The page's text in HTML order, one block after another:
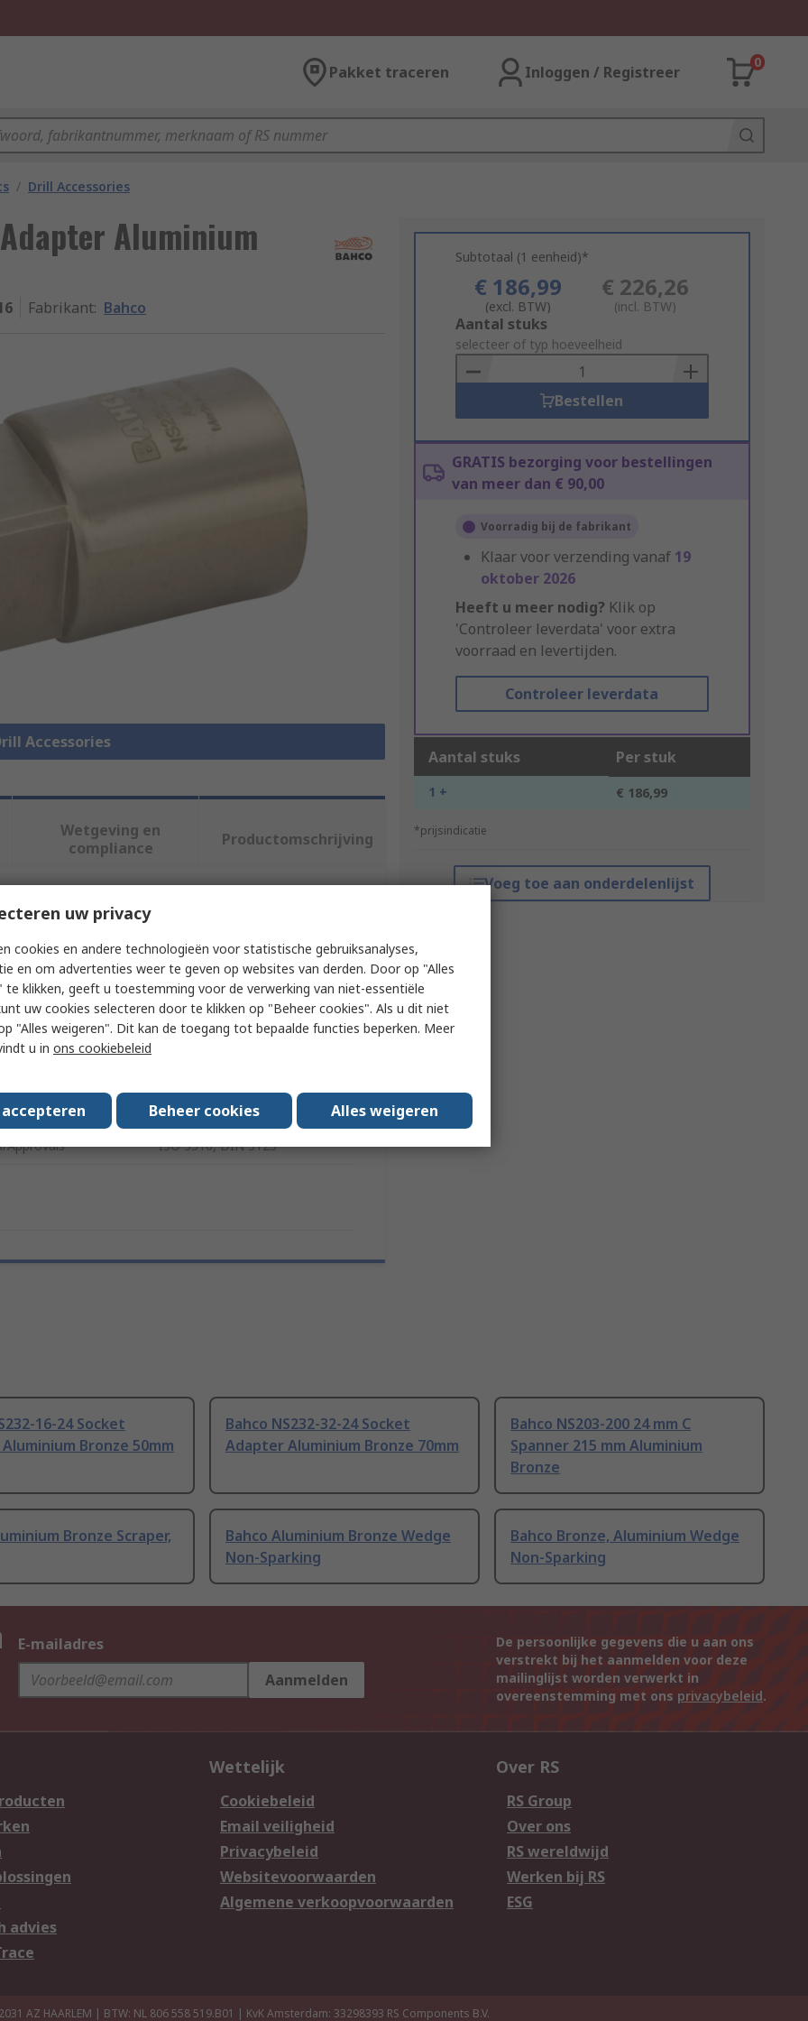
Pakket traceren Inloggen / Registreer
0
/ Drill Accessories
Aluminium
Fabrikant: Bahco
Accessories
Subtotaal (1 eenheid)*
€ 186,99
(excl. BTW)
€ 226,26
(incl. BTW)
Add
to
Basket
Aantal stuks
selecteer of typ hoeveelheid
Bestellen
GRATIS bezorging voor bestellingen
van meer dan € 90,00
Voorradig bij de fabrikant
Klaar voor verzending vanaf 19
oktober 2026
Heeft u meer nodig? Klik op
'Controleer leverdata' voor extra
voorraad en levertijden.
Controleer leverdata
Aantal stuks Per stuk
1 + € 186,99
*prijsindicatie
Voeg toe aan onderdelenlijst
Wetgeving en
compliance
Productomschrijving
kenmerken te selecteren.
Waarde
Bahco
Socket Adapter
Aluminium Bronze
Approvals ISO 3316, DIN 3123
16-24 Socket
Bronze 50mm
Bahco NS232-32-24 Socket
Adapter Aluminium Bronze 70mm
Bahco NS203-200 24 mm C
Spanner 215 mm Aluminium
Bronze
Bronze Scraper,
Bahco Aluminium Bronze Wedge
Non-Sparking
Bahco Bronze, Aluminium Wedge
Non-Sparking
E-mailadres
Aanmelden
De persoonlijke gegevens die u aan ons
verstrekt bij het aanmelden voor deze
mailinglijst worden verwerkt in
overeenstemming met ons privacybeleid.
advies
Wettelijk
Cookiebeleid
Email veiligheid
Privacybeleid
Websitevoorwaarden
Algemene verkoopvoorwaarden
Over RS
RS Group
Over ons
RS wereldwijd
Werken bij RS
ESG
AZ HAARLEM | BTW: NL 806 558 519.B01 | KvK Amsterdam: 33298393 RS Components B.V.
uw privacy
cookies en andere technologieën voor statistische gebruiksanalyses,
en om advertenties weer te geven op websites van derden. Door op "Alles
te klikken, geeft u toestemming voor de verwerking van niet-essentiële
uw cookies selecteren door te klikken op "Beheer cookies". Als u dit niet
"Alles weigeren". Dit kan de toegang tot bepaalde functies beperken. Meer
u in ons cookiebeleid
Beheer cookies Alles weigeren